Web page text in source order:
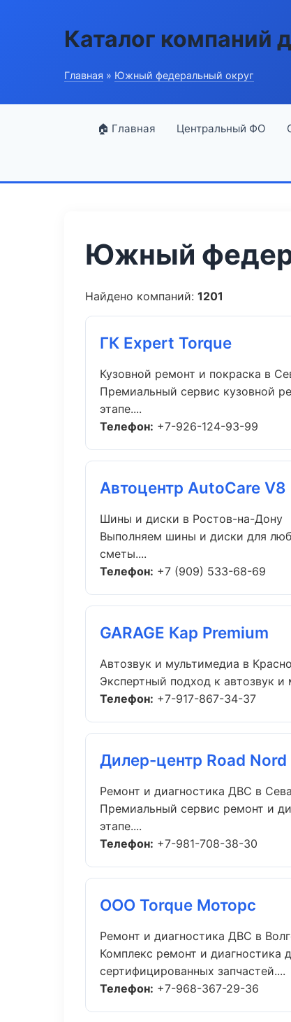
Каталог компаний
Главная » Южный федеральный округ
🏠 Главная Центральный ФО
Южный
Найдено компаний: 1201
ГК Expert Torque
Кузовной ремонт и покраска в
Премиальный сервис кузовной
этапе....
Телефон: +7-926-124-93-99
Автоцентр AutoCare V8
Шины и диски в Ростов-на-Дону
Выполняем шины и диски для
сметы....
Телефон: +7 (909) 533-68-69
GARAGE Кар Premium
Автозвук и мультимедиа в
Экспертный подход к автозвук
Телефон: +7-917-867-34-37
Дилер-центр Road Nord
Ремонт и диагностика ДВС в
Премиальный сервис ремонт и
этапе....
Телефон: +7-981-708-38-30
ООО Torque Моторс
Ремонт и диагностика ДВС в
Комплекс ремонт и диагностика
сертифицированных запчастей....
Телефон: +7-968-367-29-36